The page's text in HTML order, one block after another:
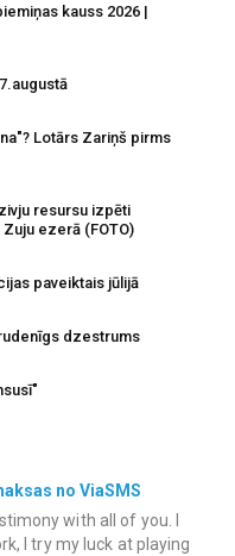
kauss 2026 |
Lotārs Zariņš pirms
resursu izpēti
ezerā (FOTO)
paveiktais jūlijā
dzestrums
no ViaSMS
with all of you. I
I try my luck at playing